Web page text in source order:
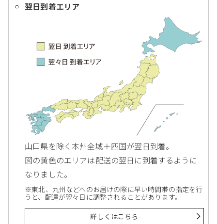
翌日到着エリア
山口県を除く本州全域＋四国が翌日到着。
図の黄色のエリアは配送の翌日に到着するように
なりました。
※東北、九州などへのお届けの際に早い時間帯の指定を行
うと、配達が翌々日に調整されることがあります。
詳しくはこちら